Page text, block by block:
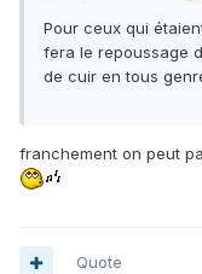
Pour ceux qui
fera le repoussage
de cuir en tous
franchement on peut
Quote